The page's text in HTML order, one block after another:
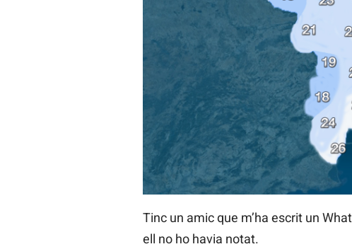
Tinc un amic que m’ha escrit un
ell no ho havia notat.